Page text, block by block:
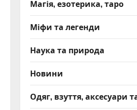
Магія, езотерика, таро
Міфи та легенди
Наука та природа
Новини
Одяг, взуття, аксесуари